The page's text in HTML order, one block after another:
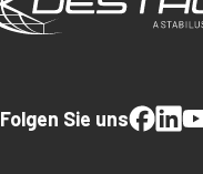
Folgen Sie uns